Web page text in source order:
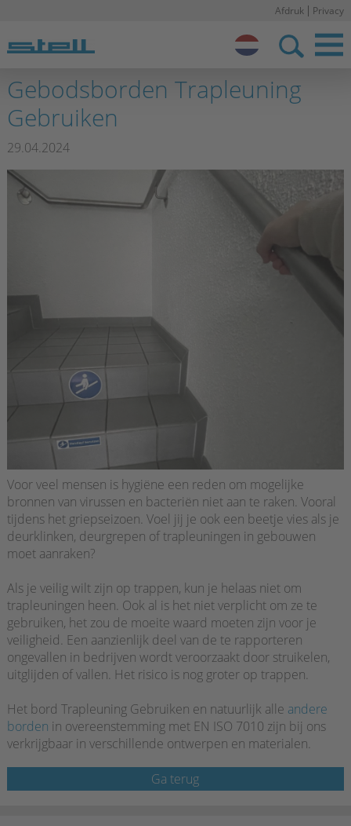
Stell NL
Afdruk Privacy
Gebodsborden Trapleuning
Gebruiken
29.04.2024
Voor veel mensen is hygiëne een reden om mogelijke
bronnen van virussen en bacteriën niet aan te raken. Vooral
tijdens het griepseizoen. Voel jij je ook een beetje vies als je
deurklinken, deurgrepen of trapleuningen in gebouwen
moet aanraken?
Als je veilig wilt zijn op trappen, kun je helaas niet om
trapleuningen heen. Ook al is het niet verplicht om ze te
gebruiken, het zou de moeite waard moeten zijn voor je
veiligheid. Een aanzienlijk deel van de te rapporteren
ongevallen in bedrijven wordt veroorzaakt door struikelen,
uitglijden of vallen. Het risico is nog groter op trappen.
Het bord Trapleuning Gebruiken en natuurlijk alle andere
borden in overeenstemming met EN ISO 7010 zijn bij ons
verkrijgbaar in verschillende ontwerpen en materialen.
Ga terug